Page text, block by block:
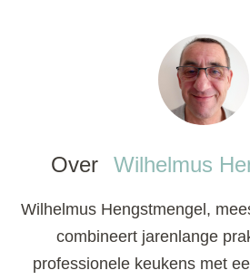
Over Wilhelmus
Wilhelmus Hengstmengel,
combineert jarenlange
professionele keukens met